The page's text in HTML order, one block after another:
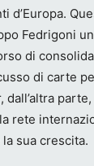
d’Europa.
Fedrigoni
di
di carte
dall’altra
rete
sua crescita.